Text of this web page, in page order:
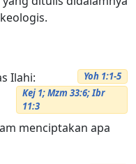
Yoh 1:1-5
Ilahi:
Kej 1; Mzm 33:6; Ibr
11:3
menciptakan apa